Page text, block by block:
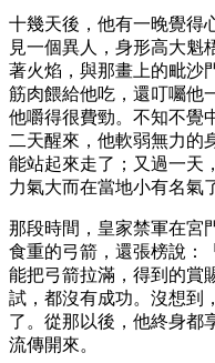
十幾天後，他有一晚覺得
見一個異人，身形高大魁
著火焰，與那畫上的毗沙
筋肉餵給他吃，還叮囑他
他嚼得很費勁。不知不覺
二天醒來，他軟弱無力的
能站起來走了；又過一天
力氣大而在當地小有名氣
那段時間，皇家禁軍在宮
食重的弓箭，還張榜說：
能把弓箭拉滿，得到的賞
試，都沒有成功。沒想到
了。從那以後，他終身都
流傳開來。